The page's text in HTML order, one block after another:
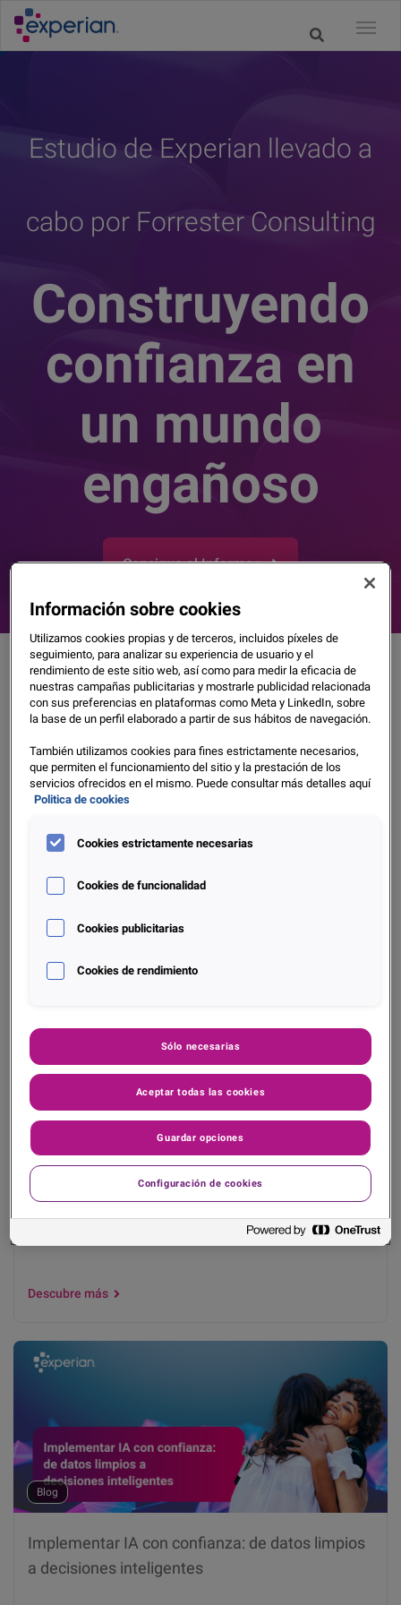
Estudio de Experian llevado a
cabo por Forrester Consulting
Construyendo
confianza en
un mundo
engañoso
Consigue el Informe >
impacto en el BNPL en España
primera app de score crediticio en ChatGPT
Descubre más
Blog
Implementar IA con confianza: de datos limpios
a decisiones inteligentes
Información sobre cookies
Utilizamos cookies propias y de terceros, incluidos píxeles de
seguimiento, para analizar su experiencia de usuario y el
rendimiento de este sitio web, así como para medir la eficacia de
nuestras campañas publicitarias y mostrarle publicidad relacionada
con sus preferencias en plataformas como Meta y LinkedIn, sobre
la base de un perfil elaborado a partir de sus hábitos de navegación.
También utilizamos cookies para fines estrictamente necesarios,
que permiten el funcionamiento del sitio y la prestación de los
servicios ofrecidos en el mismo. Puede consultar más detalles aquí
Politica de cookies
Cookies estrictamente necesarias
Cookies de funcionalidad
Cookies publicitarias
Cookies de rendimiento
Sólo necesarias
Aceptar todas las cookies
Guardar opciones
Configuración de cookies